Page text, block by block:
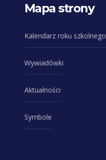
Mapa strony
Kalendarz roku szkolnego
Wywiadówki
Aktualności
Symbole